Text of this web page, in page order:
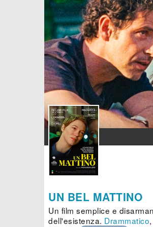
UN BEL MATTINO
Un film semplice e
dell'esistenza. Drammatico,